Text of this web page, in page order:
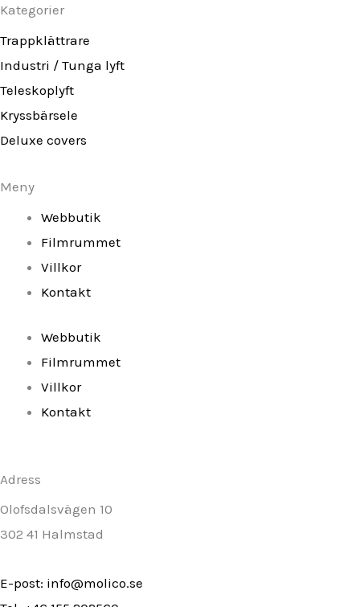
c
e
b
o
o
k
-
f
s
t
a
g
a
m
t
Kategorier
Trappklättrare
Industri / Tunga lyft
Teleskoplyft
Kryssbärsele
Deluxe covers
Meny
Webbutik
Filmrummet
Villkor
Kontakt
Webbutik
Filmrummet
Villkor
Kontakt
Adress
Olofsdalsvägen 10
302 41 Halmstad
E-post: info@molico.se